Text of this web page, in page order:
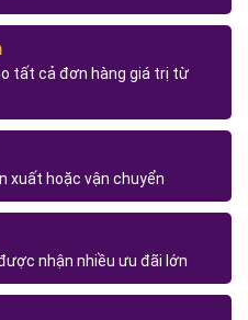
tất cả đơn hàng giá trị từ
xuất hoặc vận chuyển
nhận nhiều ưu đãi lớn